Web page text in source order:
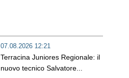
07.08.2026 12:21
Terracina Juniores Regionale: il
nuovo tecnico Salvatore...